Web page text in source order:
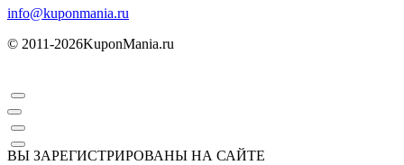
info@kuponmania.ru
© 2011-2026KuponMania.ru
ВЫ ЗАРЕГИСТРИРОВАНЫ НА САЙТЕ